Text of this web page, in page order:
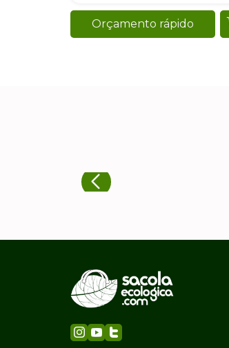
Orçamento rápido